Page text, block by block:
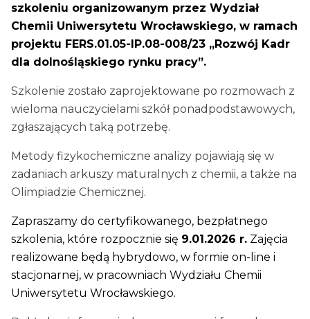
szkoleniu organizowanym przez Wydział
Chemii Uniwersytetu Wrocławskiego, w ramach
projektu FERS.01.05-IP.08-008/23 „Rozwój Kadr
dla dolnośląskiego rynku pracy”.
Szkolenie zostało zaprojektowane po rozmowach z
wieloma nauczycielami szkół ponadpodstawowych,
zgłaszających taką potrzebę.
Metody fizykochemiczne analizy pojawiają się w
zadaniach arkuszy maturalnych z chemii, a także na
Olimpiadzie Chemicznej.
Zapraszamy do certyfikowanego, bezpłatnego
szkolenia, które rozpocznie się 9.01.2026 r. Zajęcia
realizowane będą hybrydowo, w formie on-line i
stacjonarnej, w pracowniach Wydziału Chemii
Uniwersytetu Wrocławskiego.